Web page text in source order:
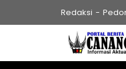
Redaksi